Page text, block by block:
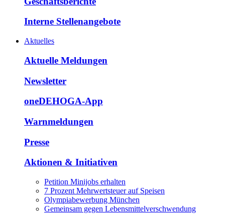
Interne Stellenangebote
Aktuelles
Aktuelle Meldungen
Newsletter
oneDEHOGA-App
Warnmeldungen
Presse
Aktionen & Initiativen
Petition Minijobs erhalten
7 Prozent Mehrwertsteuer auf Speisen
Olympiabewerbung München
Gemeinsam gegen Lebensmittelverschwendung